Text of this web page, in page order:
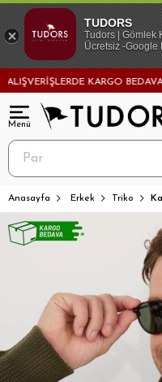
KARGO BEDAVA! -
Anasayfa Erkek Triko
TUDORS
Tudors | Gömlek
Ücretsiz -Google